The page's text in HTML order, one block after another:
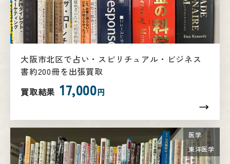
大阪市北区で占い・スピリチュアル・ビジネス
書約200冊を出張買取
買取結果 17,000円
医学
東洋医学